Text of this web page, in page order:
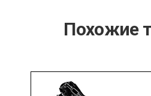
Похожие